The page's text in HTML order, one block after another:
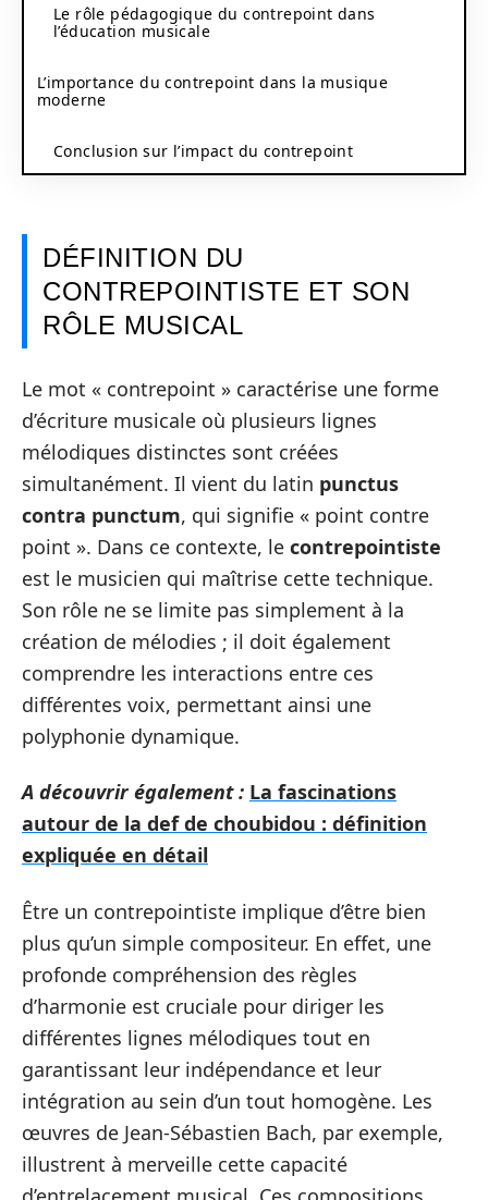
Le rôle pédagogique du contrepoint dans
l’éducation musicale
L’importance du contrepoint dans la musique
moderne
Conclusion sur l’impact du contrepoint
DÉFINITION DU
CONTREPOINTISTE ET SON
RÔLE MUSICAL
Le mot « contrepoint » caractérise une forme
d’écriture musicale où plusieurs lignes
mélodiques distinctes sont créées
simultanément. Il vient du latin punctus
contra punctum, qui signifie « point contre
point ». Dans ce contexte, le contrepointiste
est le musicien qui maîtrise cette technique.
Son rôle ne se limite pas simplement à la
création de mélodies ; il doit également
comprendre les interactions entre ces
différentes voix, permettant ainsi une
polyphonie dynamique.
A découvrir également : La fascinations
autour de la def de choubidou : définition
expliquée en détail
Être un contrepointiste implique d’être bien
plus qu’un simple compositeur. En effet, une
profonde compréhension des règles
d’harmonie est cruciale pour diriger les
différentes lignes mélodiques tout en
garantissant leur indépendance et leur
intégration au sein d’un tout homogène. Les
œuvres de Jean-Sébastien Bach, par exemple,
illustrent à merveille cette capacité